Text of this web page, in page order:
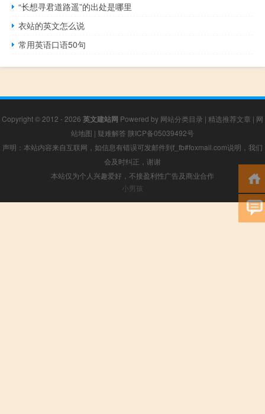
“长想寻君道路遥”的出处是哪里
衣站的英文怎么说
常用英语口语50句
Copyright © 2012 - 2026 英文建站网 Powered by 网站分类目录 | 精选推荐文章 | 网
站地图 | 疑难解答 陕ICP备05039492号
声明：本站内容来自互联网，如信息有错误可发邮件到f_fb#foxmail.com说明，我们
会及时纠正，谢谢
本站仅为个人兴趣爱好，不接盈利性广告及商业合作
小男孩